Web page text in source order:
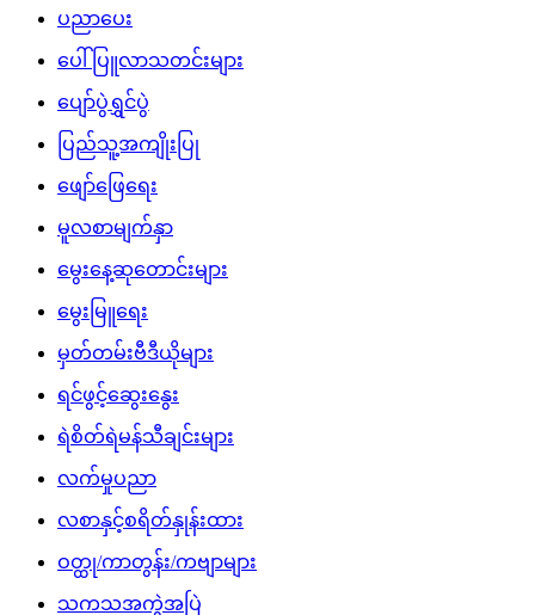
ပညာပေး
ပေါ်ပြူလာသတင်းများ
ပျော်ပွဲရွှင်ပွဲ
ပြည်သူ့အကျိုးပြု
ဖျော်ဖြေရေး
မူလစာမျက်နှာ
မွေးနေ့ဆုတောင်းများ
မွေးမြူရေး
မှတ်တမ်းဗီဒီယိုများ
ရင်ဖွင့်ဆွေးနွေး
ရဲစိတ်ရဲမန်သီချင်းများ
လက်မှုပညာ
လစာနှင့်စရိတ်နှုန်းထား
ဝတ္ထု/ကာတွန်း/ကဗျာများ
သကသအကွဲအပြဲ